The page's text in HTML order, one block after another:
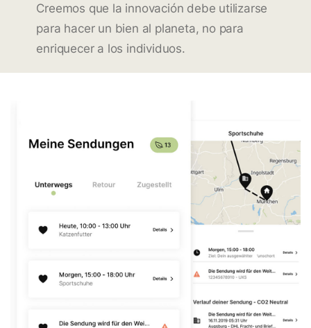
Creemos que la innovación debe utilizarse
para hacer un bien al planeta, no para
enriquecer a los individuos.